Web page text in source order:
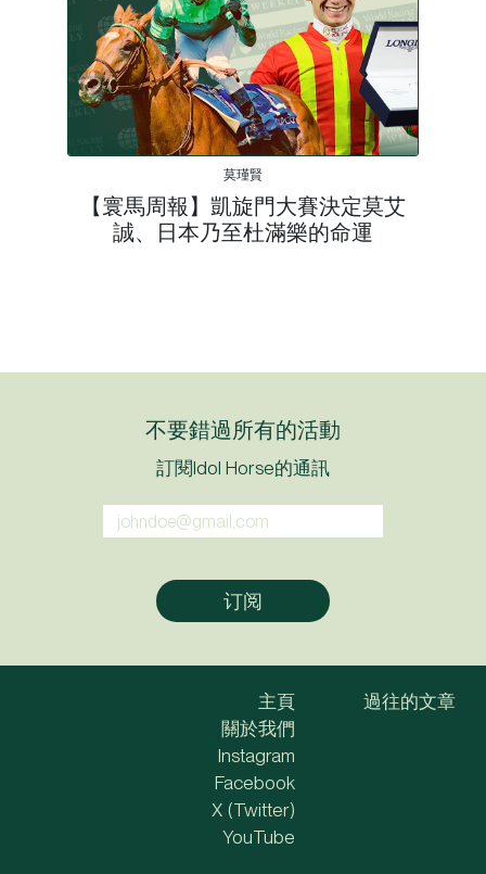
莫瑾賢
【寰馬周報】凱旋門大賽決定莫艾
誠、日本乃至杜滿樂的命運
不要錯過所有的活動
訂閱Idol Horse的通訊
主頁
關於我們
過往的文章
Instagram
Facebook
X (Twitter)
YouTube